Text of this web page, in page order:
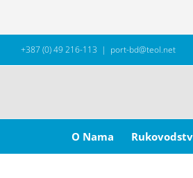
+387 (0) 49 216-113 | port-bd@teol.net
for:
O Nama